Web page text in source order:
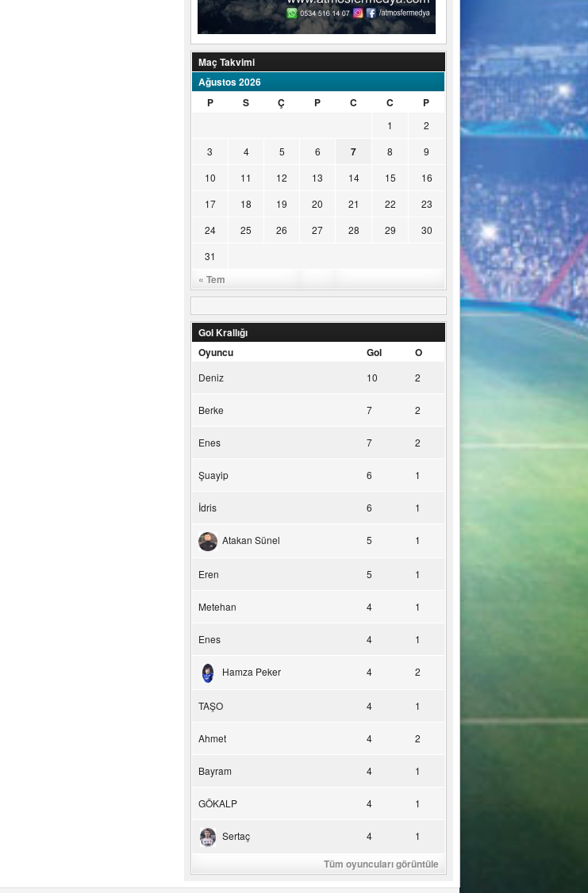
Maç Takvimi
Ağustos 2026
P
S Ç P C C P
« Tem
1
2
3
4 5 6 7 8
9
10
11 12 13 14 15
16
17
18 19 20 21 22
23
24
25 26 27 28 29
30
31
Gol Krallığı
Oyuncu
Gol O
Deniz 10 2
Berke 7 2
Enes 7 2
Şuayip 6 1
İdris 6 1
Atakan Sünel 5 1
Eren 5 1
Metehan 4 1
Enes 4 1
Hamza Peker 4 2
TAŞO 4 1
Ahmet 4 2
Bayram 4 1
GÖKALP 4 1
Sertaç 4 1
Tüm oyuncuları görüntüle